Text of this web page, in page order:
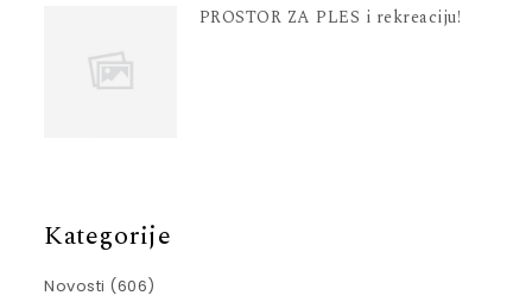
PROSTOR ZA PLES i rekreaciju!
Kategorije
Novosti (606)